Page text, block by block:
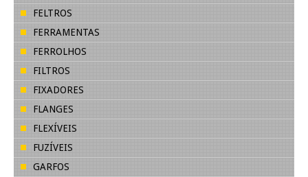
FELTROS
FERRAMENTAS
FERROLHOS
FILTROS
FIXADORES
FLANGES
FLEXÍVEIS
FUZÍVEIS
GARFOS